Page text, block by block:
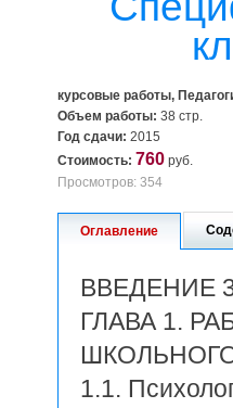
курсовые работы,
Объем работы: 38 стр.
Год сдачи: 2015
Стоимость: 760 руб.
Просмотров: 354
Оглавление
ВВЕДЕНИЕ
ГЛАВА 1.
1.1.